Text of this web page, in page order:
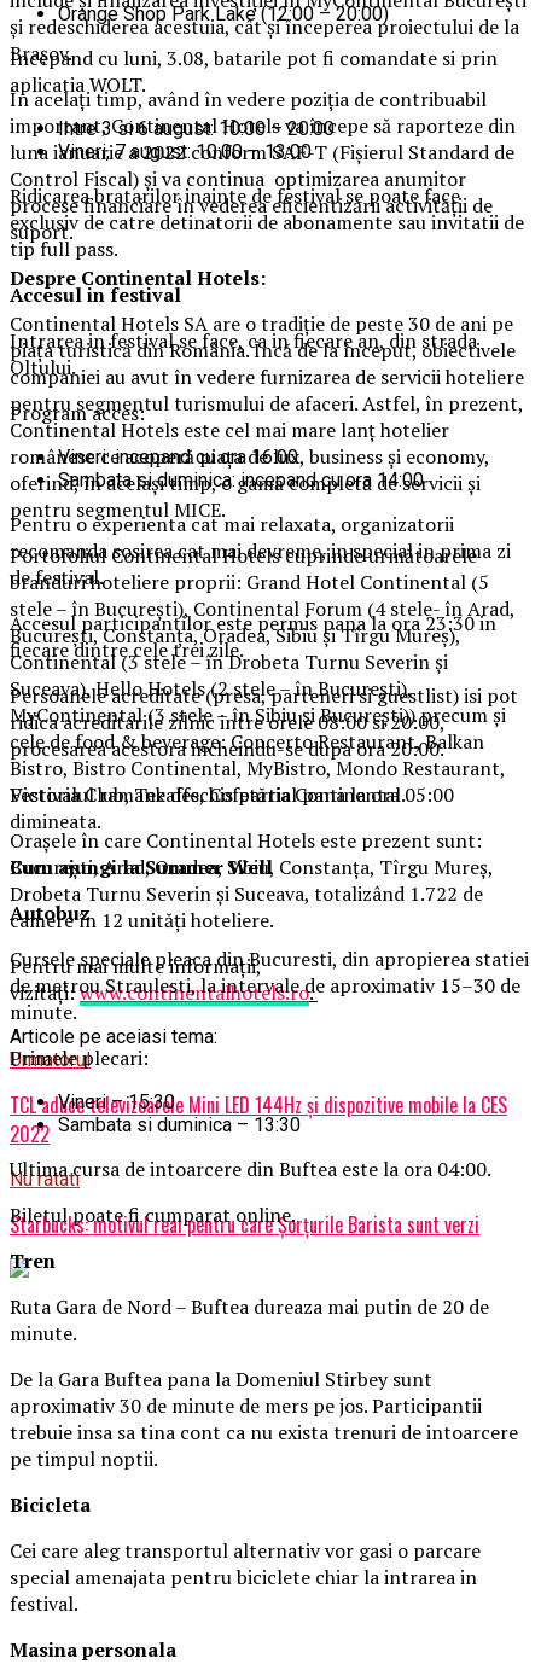
și redeschiderea acestuia, cât și începerea proiectului de la
Brașov.
În acelați timp, având în vedere poziția de contribuabil
important, Continental Hotels va începe să raporteze din
luna ianuarie a 2022 conform SAF-T (Fișierul Standard de
Control Fiscal) și va continua optimizarea anumitor
procese financiare în vederea eficientizării activității de
suport.
Despre Continental Hotels:
Continental Hotels SA are o tradiție de peste 30 de ani pe
piața turistică din România. Încă de la început, obiectivele
companiei au avut în vedere furnizarea de servicii hoteliere
pentru segmentul turismului de afaceri. Astfel, în prezent,
Continental Hotels este cel mai mare lanț hotelier
românesc ce acoperă piața de lux, business și economy,
oferind, în același timp, o gamă completă de servicii și
pentru segmentul MICE.
Portofoliul Continental Hotels cuprinde următoarele
branduri hoteliere proprii: Grand Hotel Continental (5
stele – în București), Continental Forum (4 stele- în Arad,
București, Constanța, Oradea, Sibiu și Tîrgu Mureș),
Continental (3 stele – în Drobeta Turnu Severin și
Suceava), Hello Hotels (2 stele – în București),
MyContinental (3 stele – în Sibiu și București)) precum și
cele de food & beverage: Concerto Restaurant, Balkan
Bistro, Bistro Continental, MyBistro, Mondo Restaurant,
Victoria Club, Tekaffe, Cofetăria Continental.
Orașele în care Continental Hotels este prezent sunt:
București, Arad, Oradea, Sibiu, Constanța, Tîrgu Mureș,
Drobeta Turnu Severin și Suceava, totalizând 1.722 de
camere în 12 unități hoteliere.
Pentru mai multe informații,
vizitați:www.continentalhotels.ro.
Articole pe aceiasi tema:
Urmatorul
TCL aduce televizoarele Mini LED 144Hz și dispozitive mobile la CES
2022
Nu ratati
Starbucks: motivul real pentru care Șorțurile Barista sunt verzi
Orange Shop Park Lake (12:00 – 20:00)
Incepand cu luni, 3.08, batarile pot fi comandate si prin
aplicatia WOLT.
Intre 3 si 6 august: 10:00 – 20:00
Vineri, 7 august: 10:00 – 13:00
Ridicarea bratarilor inainte de festival se poate face
exclusiv de catre detinatorii de abonamente sau invitatii de
tip full pass.
Accesul in festival
Intrarea in festival se face, ca in fiecare an, din strada
Oltului.
Program acces:
Vineri: incepand cu ora 16:00
Sambata si duminica: incepand cu ora 14:00
Pentru o experienta cat mai relaxata, organizatorii
recomanda sosirea cat mai devreme, in special in prima zi
de festival.
Accesul participantilor este permis pana la ora 23:30 in
fiecare dintre cele trei zile.
Persoanele acreditate (presa, parteneri si guestlist) isi pot
ridica acreditarile zilnic intre orele 08:00 si 20:00,
procesarea acestora incheindu-se dupa ora 20:00.
Festivalul ramane deschis partial pana la ora 05:00
dimineata.
Cum ajungi la Summer Well
Autobuz
Cursele speciale pleaca din Bucuresti, din apropierea statiei
de metrou Straulesti, la intervale de aproximativ 15–30 de
minute.
Primele plecari:
Vineri – 15:30
Sambata si duminica – 13:30
Ultima cursa de intoarcere din Buftea este la ora 04:00.
Biletul poate fi cumparat online.
Tren
Ruta Gara de Nord – Buftea dureaza mai putin de 20 de
minute.
De la Gara Buftea pana la Domeniul Stirbey sunt
aproximativ 30 de minute de mers pe jos. Participantii
trebuie insa sa tina cont ca nu exista trenuri de intoarcere
pe timpul noptii.
Bicicleta
Cei care aleg transportul alternativ vor gasi o parcare
special amenajata pentru biciclete chiar la intrarea in
festival.
Masinapersonala